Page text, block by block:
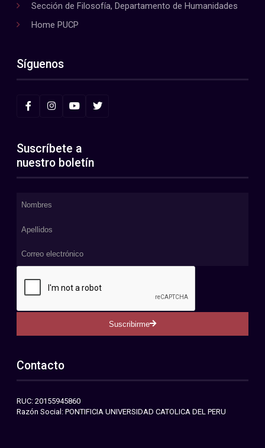
Sección de Filosofía, Departamento de Humanidades
Home PUCP
Síguenos
Suscríbete a
nuestro boletín
Suscribirme
Contacto
RUC: 20155945860
Razón Social: PONTIFICIA UNIVERSIDAD CATOLICA DEL PERU